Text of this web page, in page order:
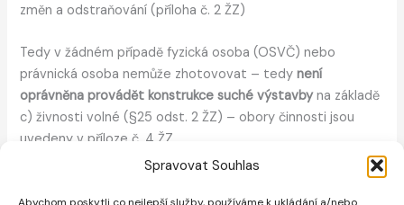
Spravovat Souhlas
změn a odstraňování (příloha č. 2 ŽZ)
Tedy v žádném případě fyzická osoba (OSVČ) nebo
právnická osoba nemůže zhotovovat – tedynení
oprávněna provádět konstrukce suché výstavbyna základě
c) živnosti volné (§25 odst. 2 ŽZ) – obory činnosti jsou
uvedeny v příloze č. 4 ŽZ.